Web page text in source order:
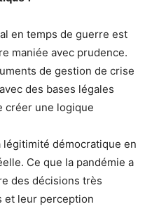
en temps de guerre est
maniée avec prudence.
de gestion de crise
des bases légales
créer une logique
légitimité démocratique en
Ce que la pandémie a
des décisions très
et leur perception